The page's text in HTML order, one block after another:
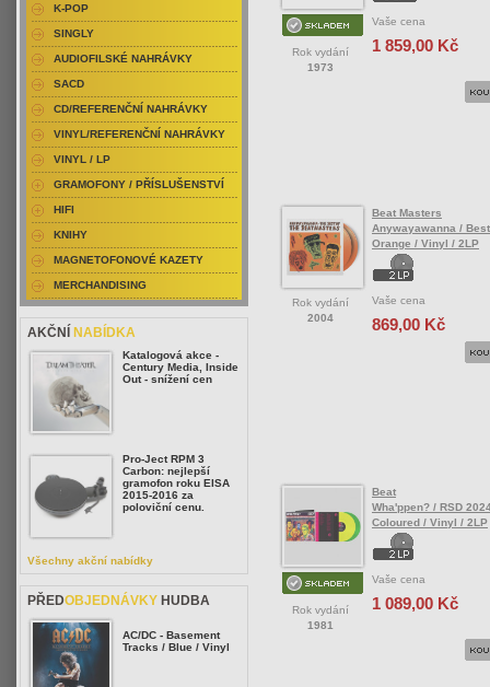
Rok vydání
1973
Vaše cena
1 859,00 Kč
Rok vydání
2004
Beat Masters
Anywayawanna /
Orange / Vinyl / 2LP
Vaše cena
869,00 Kč
Rok vydání
1981
Beat
Wha'ppen? / RSD
Coloured / Vinyl / 2LP
Vaše cena
1 089,00 Kč
K-POP
SINGLY
AUDIOFILSKÉ NAHRÁVKY
SACD
CD/REFERENČNÍ NAHRÁVKY
VINYL/REFERENČNÍ NAHRÁVKY
VINYL / LP
GRAMOFONY / PŘÍSLUŠENSTVÍ
HIFI
KNIHY
MAGNETOFONOVÉ KAZETY
MERCHANDISING
AKČNÍ NABÍDKA
Katalogová akce -
Century Media, Inside
Out - snížení cen
Pro-Ject RPM 3
Carbon: nejlepší
gramofon roku EISA
2015-2016 za
poloviční cenu.
Všechny akční nabídky
PŘEDOBJEDNÁVKY HUDBA
AC/DC - Basement
Tracks / Blue / Vinyl